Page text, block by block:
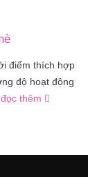
điểm thích hợp
độ hoạt động
đọc thêm